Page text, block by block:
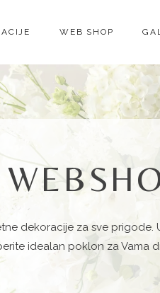
WEB SHOP
dekoracije za sve prigode.
idealan poklon za Vama